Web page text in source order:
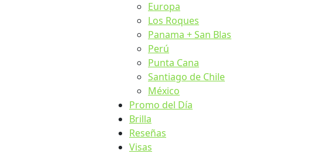
Europa
Los Roques
Panama + San Blas
Perú
Punta Cana
Santiago de Chile
México
Promo del Día
Brilla
Reseñas
Visas